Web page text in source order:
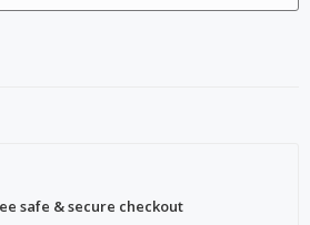
safe & secure checkout